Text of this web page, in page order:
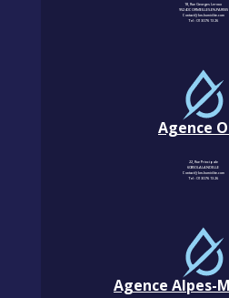
18, Rue Georges Leroux
95240 CORMEILLES-EN-PARISIS
Contact@km-humidite.com
Tel :01 30 76 13 26
Agence
22, Rue Principale
60850 LALANDELLE
Contact@km-humidite.com
Tel :01 30 76 13 26
Agence Alpes-